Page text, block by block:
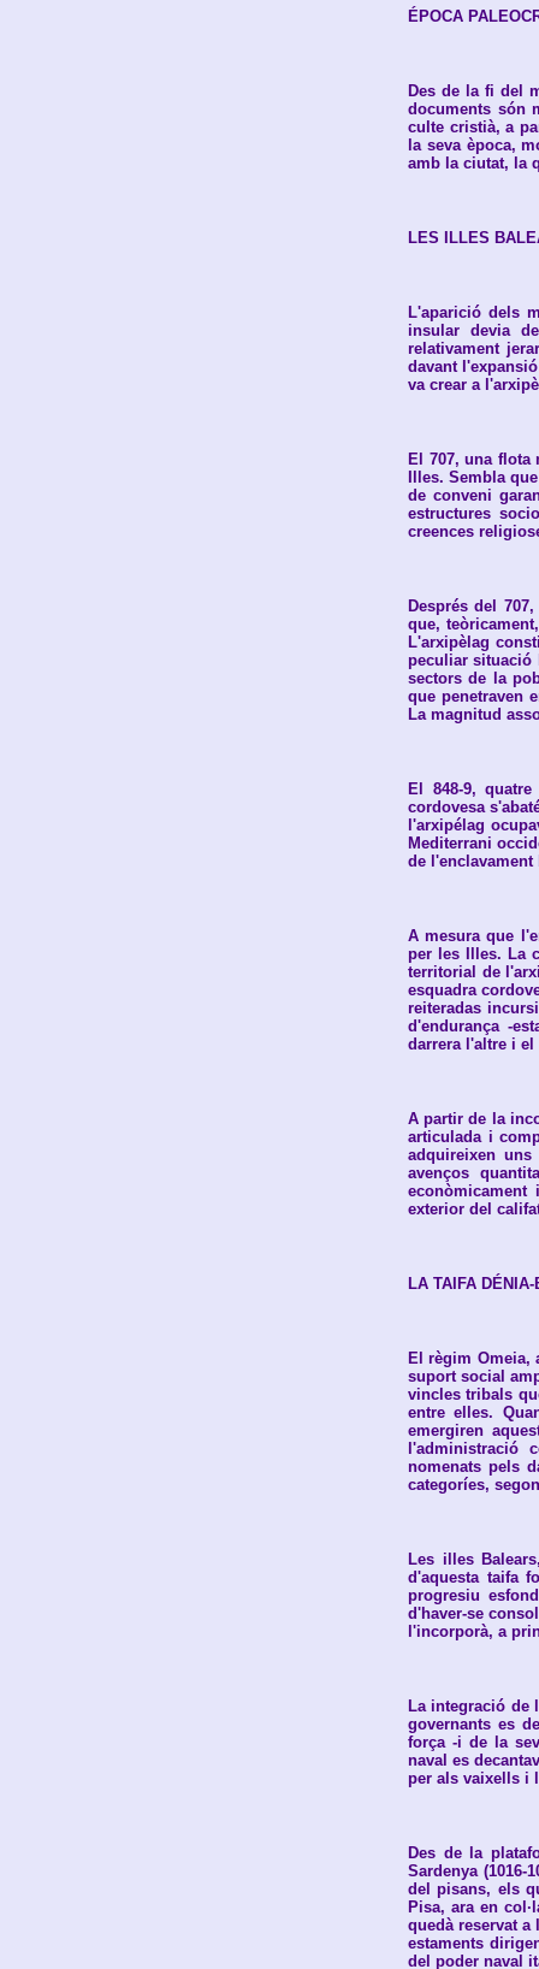
ÉPOCA
Des de la fi del
documents són
culte cristià, a
la seva època,
amb la ciutat, la
LES ILLES
L'aparició dels
insular devia
relativament
davant
va crear a
El 707, una
Illes. Sembla
de conveni
estructures
creences
Després del
que,
L'arxipèlag
peculiar situació
sectors de la
que penetraven
La magnitud
El 848-9,
cordovesa
l'arxipélag
Mediterrani
de l'enclavament
A mesura que
per les Illes. La
territorial de
esquadra
reiteradas
d'endurança -
darrera l'altre i
A partir de la
articulada i
adquireixen uns
avenços
exterior del
LA TAIFA
El règim Omeia,
suport social
vincles tribals
entre elles.
emergiren
l'administració
nomenats pels
categoríes,
Les illes
d'aquesta taifa
progresiu
d'haver-se
l'incorporà, a
La integració de
governants es
força -i de la
naval es
per als vaixells i
Des de la
Sardenya
del pisans, els
Pisa, ara en
quedà reservat
estaments
del poder naval